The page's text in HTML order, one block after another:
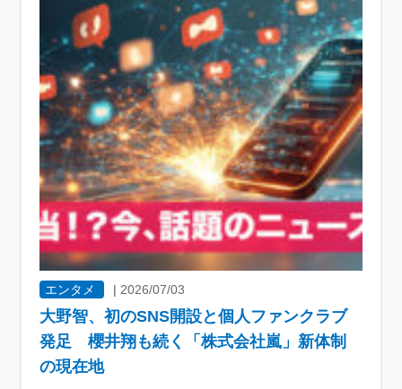
エンタメ |2026/07/03
大野智、初のSNS開設と個人ファンクラブ
発足 櫻井翔も続く「株式会社嵐」新体制
の現在地